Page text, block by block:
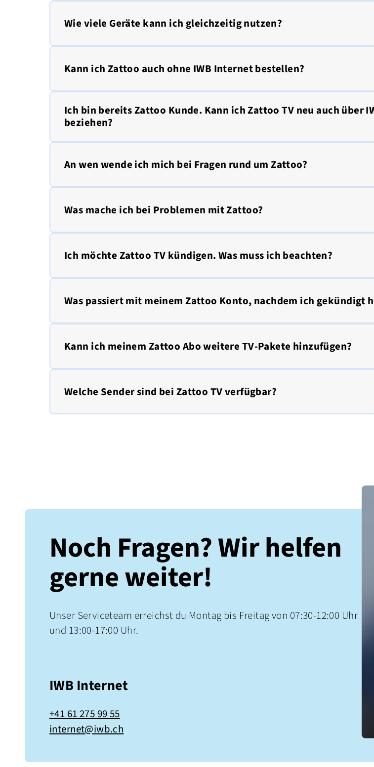
Wie viele Geräte kann ich gleichzeitig nutzen?
Kann ich Zattoo auch ohne IWB Internet bestellen?
Ich bin bereits Zattoo Kunde. Kann ich Zattoo TV neu auch über
beziehen?
An wen wende ich mich bei Fragen rund um Zattoo?
Was mache ich bei Problemen mit Zattoo?
Ich möchte Zattoo TV kündigen. Was muss ich beachten?
Was passiert mit meinem Zattoo Konto, nachdem ich gekündigt
Kann ich meinem Zattoo Abo weitere TV-Pakete hinzufügen?
Welche Sender sind bei Zattoo TV verfügbar?
Noch Fragen? Wir helfen
gerne weiter!
Unser Serviceteam erreichst du Montag bis Freitag von 07:30-12:00 Uhr
und 13:00-17:00 Uhr.
IWB Internet
+41 61 275 99 55
internet@iwb.ch